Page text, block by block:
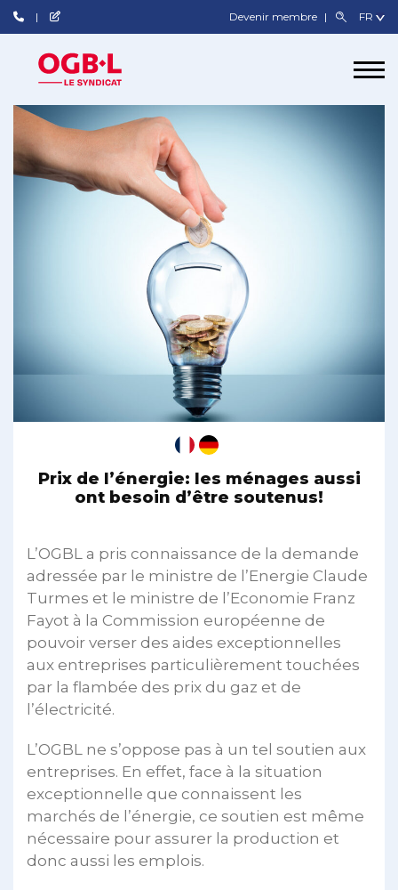
Devenir membre
Prix de l’énergie: les ménages aussi
ont besoin d’être soutenus!
L’OGBL a pris connaissance de la demande
adressée par le ministre de l’Energie Claude
Turmes et le ministre de l’Economie Franz
Fayot à la Commission européenne de
pouvoir verser des aides exceptionnelles
aux entreprises particulièrement touchées
par la flambée des prix du gaz et de
l’électricité.
L’OGBL ne s’oppose pas à un tel soutien aux
entreprises. En effet, face à la situation
exceptionnelle que connaissent les
marchés de l’énergie, ce soutien est même
nécessaire pour assurer la production et
donc aussi les emplois.